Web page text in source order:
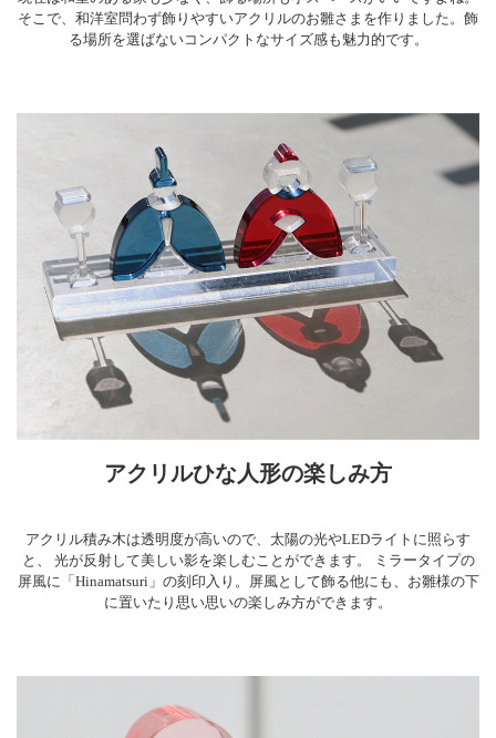
そこで、和洋室問わず飾りやすいアクリルのお雛さまを作りました。飾
る場所を選ばないコンパクトなサイズ感も魅力的です。
アクリルひな人形の楽しみ方
アクリル積み木は透明度が高いので、太陽の光やLEDライトに照らす
と、 光が反射して美しい影を楽しむことができます。 ミラータイプの
屏風に「Hinamatsuri」の刻印入り。屏風として飾る他にも、お雛様の下
に置いたり思い思いの楽しみ方ができます。